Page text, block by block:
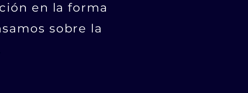
en la forma
sobre la